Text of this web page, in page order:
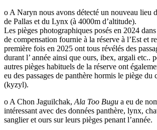
o A Naryn nous avons détecté un nouveau lieu
de Pallas et du Lynx (à 4000m d’altitude).
Les pièges photographiques posés en 2024
de compensation fournie à la réserve à l’Est et
première fois en 2025 ont tous révélés des
durant l’ année ainsi que ours, ibex, argali etc..
autres pièges habituels de la réserve ont
eu des passages de panthère hormis le piège du
(kyzyl).
o A Chon Jaguilchak, Ala Too Bugu a eu de
intéressant avec des données panthère, lynx,
sanglier et ours sur leurs pièges penant l’année.